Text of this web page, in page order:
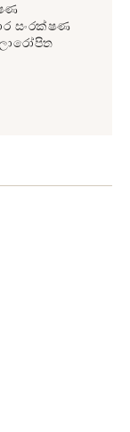
සංරක්ෂණ